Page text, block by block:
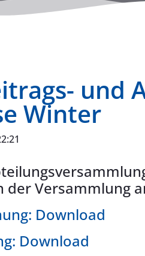
und
Winter
der Versammlung
Download
Download